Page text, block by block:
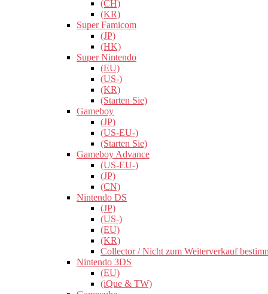
(CH)
(KR)
Super Famicom
(JP)
(HK)
Super Nintendo
(EU)
(US-)
(KR)
(Starten Sie)
Gameboy
(JP)
(US-EU-)
(Starten Sie)
Gameboy Advance
(US-EU-)
(JP)
(CN)
Nintendo DS
(JP)
(US-)
(EU)
(KR)
Collector / Nicht zum Weiterverkauf
Nintendo 3DS
(EU)
(iQue & TW)